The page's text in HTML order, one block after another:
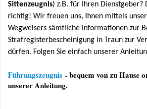
Sittenzeugnis) z.B. für Ihren Dienstgeber?
richtig! Wir freuen uns, Ihnen mittels
Wegweisers sämtliche Informationen zur
Strafregisterbescheinigung in Traun zur
dürfen. Folgen Sie einfach unserer
Führungszeugnis - bequem von zu Hause
unserer Anleitung.